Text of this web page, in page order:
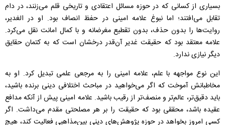
بسیاری از کسانی که در حوزه مسائل اعتقادی و تاریخی قلم می‌زنند، در دام
تقابل می‌افتند؛ اما نبوغ علامه امینی در حفظ انصاف بود. او در الغدیر،
روایت‌ها را بدون حذف، بدون تقطیع مغرضانه و با کمال امانت نقل می‌کرد.
علامه معتقد بود که حقیقت غدیر آن‌قدر درخشان است که به کتمان حقایق
دیگر نیازی ندارد.
این نوع مواجهه با علم، علامه امینی را به مرجعی علمی تبدیل کرد. او به
مخاطبانش آموخت که اگر می‌خواهید در مباحث اختلافی دینی برنده باشید،
باید دقیق‌تر، عالم‌تر و منصف‌تر از رقیب باشید. علامه امینی پیش از آنکه مدافع
عقیده باشد، محققی بود که حقیقت را بر هر مصلحتی مقدم می‌داشت. اگر
کسی امروز بخواهد در حوزه پژوهش‌های دینی بین‌مذاهبی فعالیت کند، هیچ